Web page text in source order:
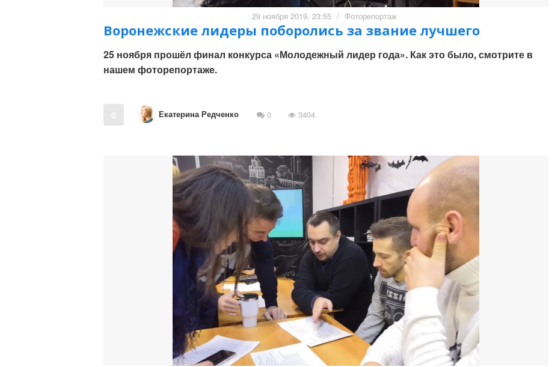
29 ноября 2019, 23:55 / Фоторепортаж
Воронежские лидеры поборолись за звание лучшего
25 ноября прошёл финал конкурса «Молодежный лидер года». Как это было, смотрите в
нашем фоторепортаже.
0 Екатерина Редченко 0 3404